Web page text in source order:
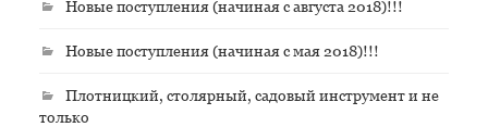
Новые поступления (начиная с августа 2018)!!!
Новые поступления (начиная с мая 2018)!!!
Плотницкий, столярный, садовый инструмент и не
только